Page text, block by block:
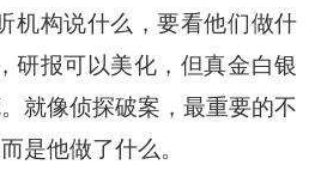
构说什么，要看他们做什
研报可以美化，但真金白银
就像侦探破案，最重要的不
是他做了什么。